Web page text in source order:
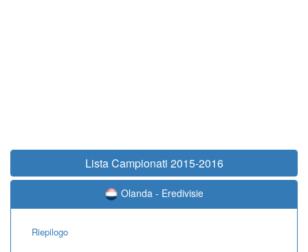
Lista Campionati 2015-2016
Olanda - Eredivisie
Riepilogo